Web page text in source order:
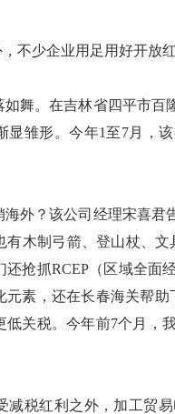
少企业用足用好开放红
。在吉林省四平市百
显雏形。今年1至7月，
？该公司经理宋喜君
有木制弓箭、登山杖、
抢抓RCEP（区域全面
素，还在长春海关帮
低关税。今年前7个月，
税红利之外，加工贸易